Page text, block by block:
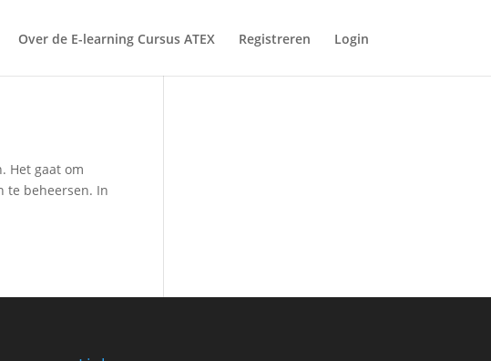
Over de E-learning Cursus ATEX Registreren Login
Het gaat om
te beheersen. In